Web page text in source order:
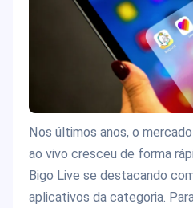
Nos últimos anos, o
ao vivo cresceu de forma
Bigo Live se destacando
aplicativos da categoria.